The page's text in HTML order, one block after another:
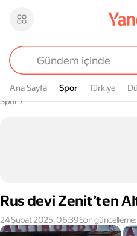
Ana Sayfa Spor
Spor Türkiye
Buradasın
Spor›
Rus devi Zenit’ten
24 Şubat 2025, 06:39Son